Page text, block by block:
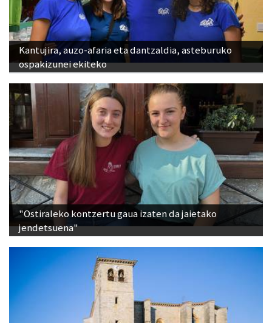
Kantujira, auzo-afaria eta dantzaldia, asteburuko
ospakizunei ekiteko
"Ostiraleko kontzertu gaua izaten da jaietako
jendetsuena"